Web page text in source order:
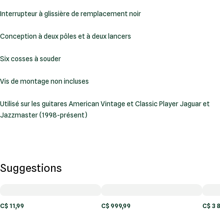
Interrupteur à glissière de remplacement noir
Conception à deux pôles et à deux lancers
Six cosses à souder
Vis de montage non incluses
Utilisé sur les guitares American Vintage et Classic Player Jaguar et
Jazzmaster (1998-présent)
Suggestions
C$ 11,99
C$ 999,99
C$ 3